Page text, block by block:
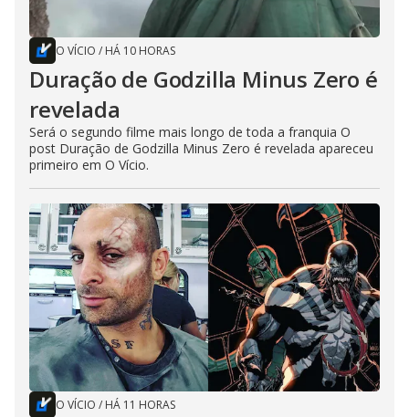
O VÍCIO / HÁ 10 HORAS
Duração de Godzilla Minus Zero é
revelada
Será o segundo filme mais longo de toda a franquia O
post Duração de Godzilla Minus Zero é revelada apareceu
primeiro em O Vício.
O VÍCIO / HÁ 11 HORAS